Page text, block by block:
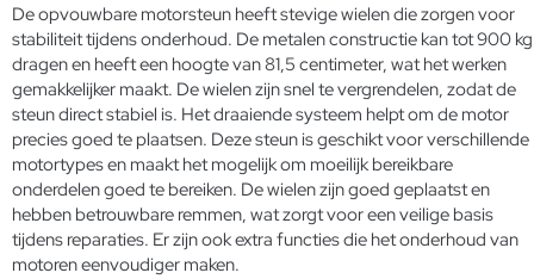
De opvouwbare motorsteun heeft stevige wielen die zorgen voor
stabiliteit tijdens onderhoud. De metalen constructie kan tot 900 kg
dragen en heeft een hoogte van 81,5 centimeter, wat het werken
gemakkelijker maakt. De wielen zijn snel te vergrendelen, zodat de
steun direct stabiel is. Het draaiende systeem helpt om de motor
precies goed te plaatsen. Deze steun is geschikt voor verschillende
motortypes en maakt het mogelijk om moeilijk bereikbare
onderdelen goed te bereiken. De wielen zijn goed geplaatst en
hebben betrouwbare remmen, wat zorgt voor een veilige basis
tijdens reparaties. Er zijn ook extra functies die het onderhoud van
motoren eenvoudiger maken.